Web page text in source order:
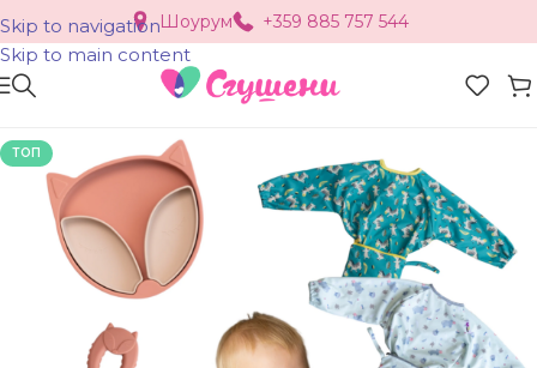
Skip to navigation
Skip to main content
Шоурум +359 885 757 544
ТОП